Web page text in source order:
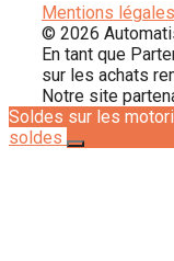
Mentions légales
© 2026
En tant que
sur les achats
Notre site
Soldes sur les
soldes